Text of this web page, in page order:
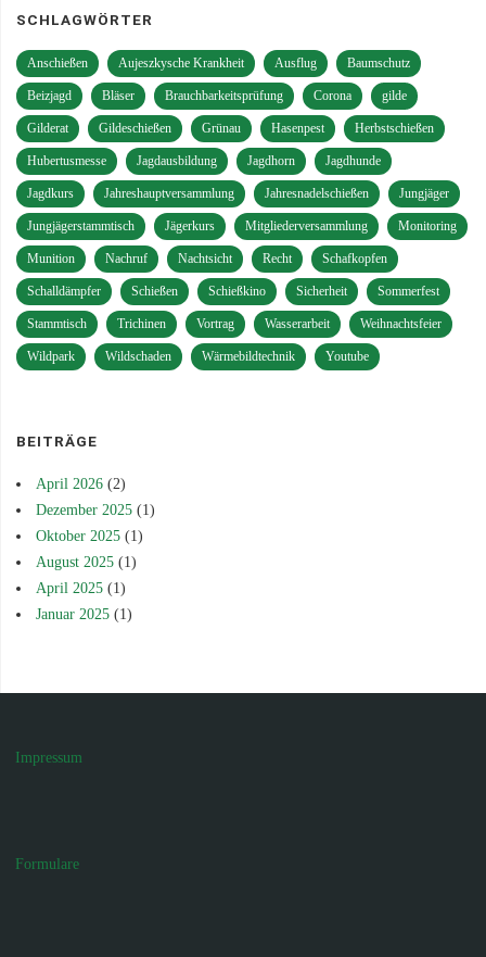
SCHLAGWÖRTER
Anschießen Aujeszkysche Krankheit Ausflug Baumschutz
Beizjagd Bläser Brauchbarkeitsprüfung Corona gilde
Gilderat Gildeschießen Grünau Hasenpest Herbstschießen
Hubertusmesse Jagdausbildung Jagdhorn Jagdhunde
Jagdkurs Jahreshauptversammlung Jahresnadelschießen Jungjäger
Jungjägerstammtisch Jägerkurs Mitgliederversammlung Monitoring
Munition Nachruf Nachtsicht Recht Schafkopfen
Schalldämpfer Schießen Schießkino Sicherheit Sommerfest
Stammtisch Trichinen Vortrag Wasserarbeit Weihnachtsfeier
Wildpark Wildschaden Wärmebildtechnik Youtube
BEITRÄGE
April 2026 (2)
Dezember 2025 (1)
Oktober 2025 (1)
August 2025 (1)
April 2025 (1)
Januar 2025 (1)
Impressum
Formulare